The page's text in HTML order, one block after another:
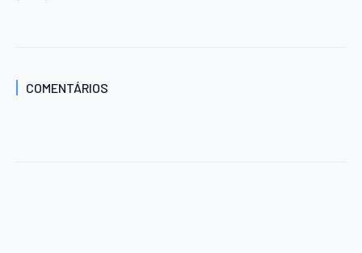
COMENTÁRIOS